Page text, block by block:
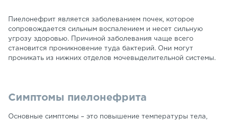
Пиелонефрит является заболеванием почек, которое
сопровождается сильным воспалением и несет сильную
угрозу здоровью. Причиной заболевания чаще всего
становится проникновение туда бактерий. Они могут
проникать из нижних отделов мочевыделительной системы.
Симптомы пиелонефрита
Основные симптомы – это повышение температуры тела,